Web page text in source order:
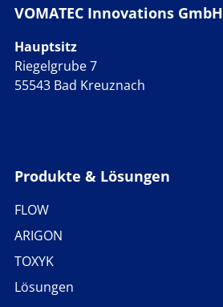
VOMATEC Innovations GmbH
Hauptsitz
Riegelgrube 7
55543 Bad Kreuznach
Produkte & Lösungen
FLOW
ARIGON
TOXYK
Lösungen